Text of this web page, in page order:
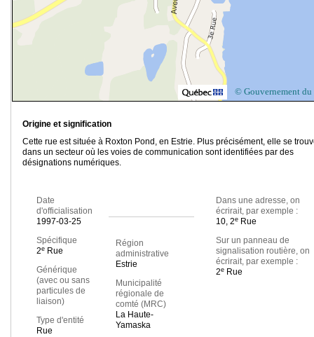
© Gouvernement du
Origine et signification
Cette rue est située à Roxton Pond, en Estrie. Plus précisément, elle se
dans un secteur où les voies de communication sont identifiées par des
désignations numériques.
Date
d'officialisation
1997-03-25
Spécifique
2e Rue
Générique
(avec ou sans
particules de
liaison)
Type d'entité
Rue
Région
administrative
Estrie
Municipalité
régionale de
comté (MRC)
La Haute-
Yamaska
Dans une adresse, on
écrirait, par exemple :
10, 2eRue
Sur un panneau de
signalisation routière, on
écrirait, par exemple :
2eRue